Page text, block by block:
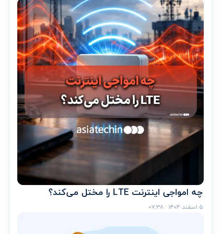
چه امواجی اینترنت LTE را مختل می‌کند؟
۵ اسفند ۱۴۰۴ · ۰۷:۳۸